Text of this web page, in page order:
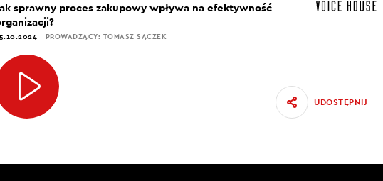
sprawny proces zakupowy wpływa na efektywność
PROWADZĄCY: TOMASZ SĄCZEK
UDOSTĘPNIJ